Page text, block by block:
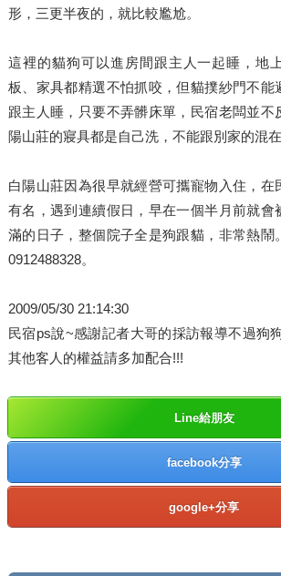
形，三更半夜的，就比較尷尬。
這裡的貓狗可以進房間跟主人一起睡，地
板、家具都精選不怕抓咬，但貓撲紗門不能
跟主人睡，只要不弄髒床單，民宿老闆並不
陽山莊的寢具都是自己洗，不能跟別家的混在
白陽山莊因為很早就經營可攜寵物入住，在
有名，遇到連續假日，早在一個半月前就會
滿的日子，整個院子全是狗跟貓，非常熱鬧
0912488328。
2009/05/30 21:14:30
民宿ps說~感謝記者大哥的採訪報導不過狗
其他客人的權益請多加配合!!!
Line給朋友
facebook分享
google+分享